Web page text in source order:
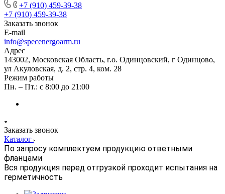
+7 (910) 459-39-38
+7 (910) 459-39-38
Заказать звонок
E-mail
info@specenergoarm.ru
Адрес
143002, Московская Область, г.о. Одинцовский, г Одинцово,
ул Акуловская, д. 2, стр. 4, ком. 28
Режим работы
Пн. – Пт.: с 8:00 до 21:00
Заказать звонок
Каталог
По запросу комплектуем продукцию ответными
фланцами
Вся продукция перед отгрузкой проходит испытания на
герметичность